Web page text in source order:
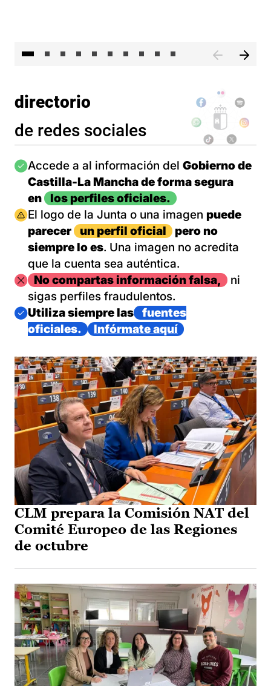
directorio
de redes sociales
Imagen
Accede a al información del Gobierno de
Castilla-La Mancha de forma segura
en
los perfiles oficiales.
Imagen
El logo de la Junta o una imagen puede
parecer
un perfil oficial
pero no
siempre lo es. Una imagen no acredita
que la cuenta sea auténtica.
ImagenNo compartas información falsa,
ni
sigas perfiles fraudulentos.
Imagen
Utiliza siempre las
fuentes
oficiales.
Infórmate aquí
CLM prepara la Comisión NAT del
Comité Europeo de las Regiones
de octubre